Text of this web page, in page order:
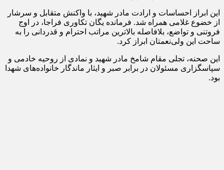
این ابراز احساسات و ارادت مادر شهید، با واکنش متقابل و سرشار
از خضوع غلامی همراه شد. فرمانده یگان تکاوری فراجا، در اوج
فروتنی و تواضع، بلافاصله بالاترین مراتب احترام و قدردانی را به
ساحت این ولی‌نعمتان ابراز کرد.
این صحنه، تجلی مقام شامخ مادر شهید و نمادی از روحیه خادمی و
سپاسگزاری مسئولان در برابر صبر و ایثار ماندگار خانواده‌های شهدا
بود.